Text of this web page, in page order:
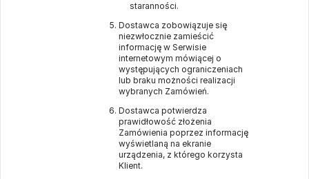
staranności.
Dostawca zobowiązuje się
niezwłocznie zamieścić
informację w Serwisie
internetowym mówiącej o
występujących ograniczeniach
lub braku możności realizacji
wybranych Zamówień.
Dostawca potwierdza
prawidłowość złożenia
Zamówienia poprzez informację
wyświetlaną na ekranie
urządzenia, z którego korzysta
Klient.